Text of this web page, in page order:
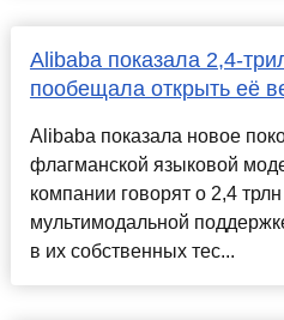
Alibaba показала 2,4-
пообещала открыть её
Alibaba показала новое
флагманской языковой
компании говорят о 2,4
мультимодальной
в их собственных тес...